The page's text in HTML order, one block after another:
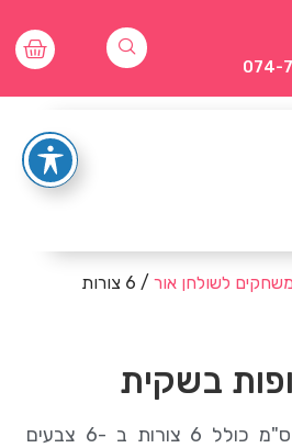
משחקים לשולחן אור
/ 6 צורות
סט צורות בגודל 10 ס"מ כולל 6 צורות ב -6 צבעים